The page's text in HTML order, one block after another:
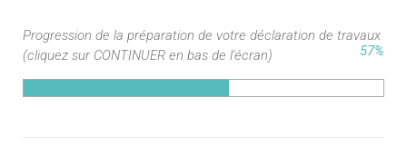
Progression de la préparation de votre déclaration de travaux
(cliquez sur CONTINUER en bas de l'écran)
57%